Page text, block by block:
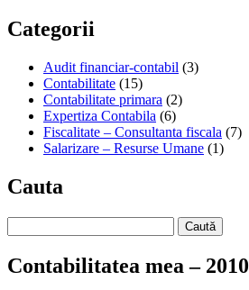
Categorii
Audit financiar-contabil (3)
Contabilitate (15)
Contabilitate primara (2)
Expertiza Contabila (6)
Fiscalitate – Consultanta fiscala (7)
Salarizare – Resurse Umane (1)
Cauta
după:
Contabilitatea mea – 2010